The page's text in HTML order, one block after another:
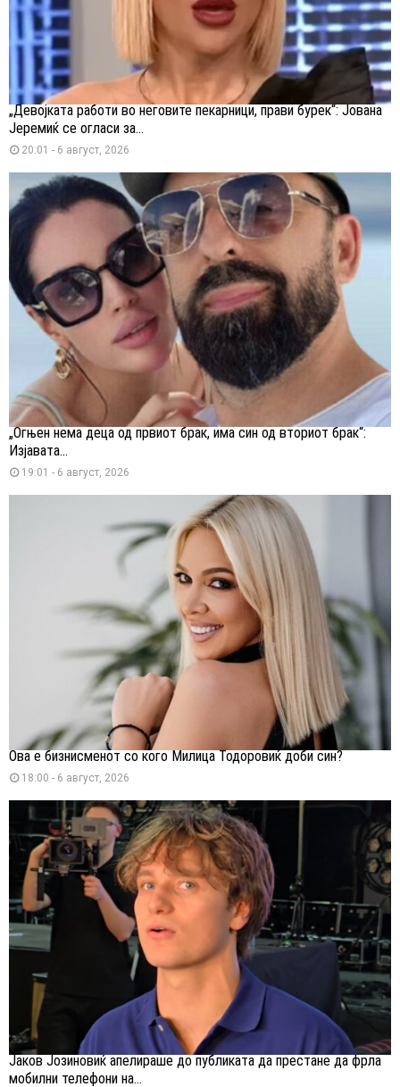
„Девојката работи во неговите пекарници, прави бурек“: Јована
Јеремиќ се огласи за...
20:01 - 6 август, 2026
„Огњен нема деца од првиот брак, има син од вториот брак“:
Изјавата...
19:01 - 6 август, 2026
Ова е бизнисменот со кого Милица Тодоровиќ доби син?
18:00 - 6 август, 2026
Јаков Јозиновиќ апелираше до публиката да престане да фрла
мобилни телефони на...